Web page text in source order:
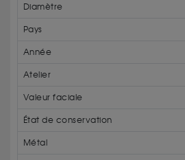
Diamètre
Pays
Année
Atelier
Valeur faciale
État de conservation
Métal